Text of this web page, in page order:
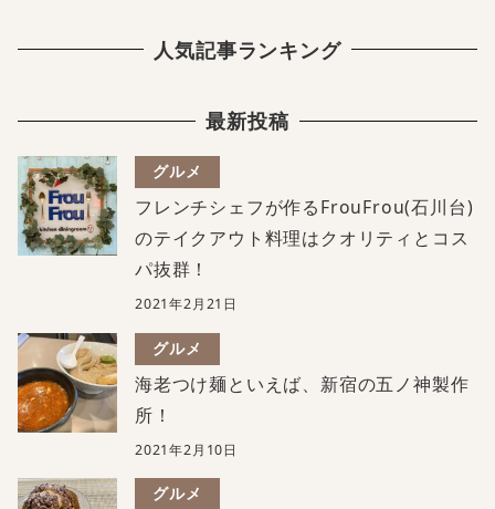
人気記事ランキング
最新投稿
グルメ
フレンチシェフが作るFrouFrou(石川台)
のテイクアウト料理はクオリティとコス
パ抜群！
2021年2月21日
グルメ
海老つけ麺といえば、新宿の五ノ神製作
所！
2021年2月10日
グルメ